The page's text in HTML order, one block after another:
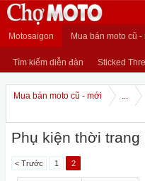
Motosaigon Mua bán moto cũ -
Tìm kiếm diễn đàn Sticked
Mua bán moto cũ - mới
...
Phụ kiện thời
< Trước 1 2